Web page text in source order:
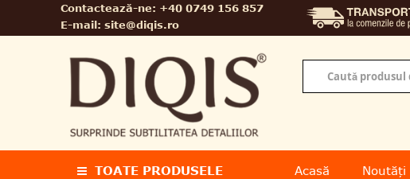
Contactează-ne: +40 0749 156 857
E-mail: site@diqis.ro
TOATE PRODUSELE Acasă Noutăți